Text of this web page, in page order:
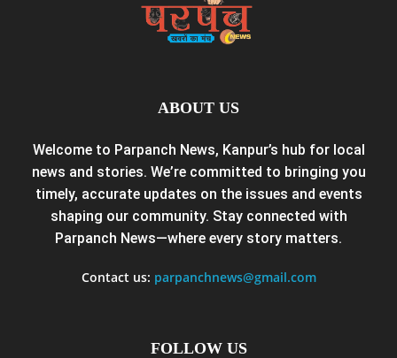
ABOUT US
Welcome to Parpanch News, Kanpur’s hub for local
news and stories. We’re committed to bringing you
timely, accurate updates on the issues and events
shaping our community. Stay connected with
Parpanch News—where every story matters.
Contact us: parpanchnews@gmail.com
FOLLOW US